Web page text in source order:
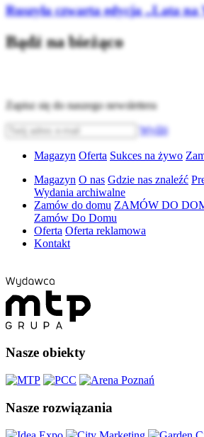
Ruszyła czwarta edycja „Lata na
Bądź na bieżąco
Zapisz się do naszego newslettera
Wyślij
Magazyn Oferta Sukces na żywo
Magazyn O nas Gdzie nas znaleźć
Wydania archiwalne
Zamów do domu ZAMÓW DO
Zamów Do Domu
Oferta Oferta reklamowa
Kontakt
Nasze obiekty
Nasze rozwiązania